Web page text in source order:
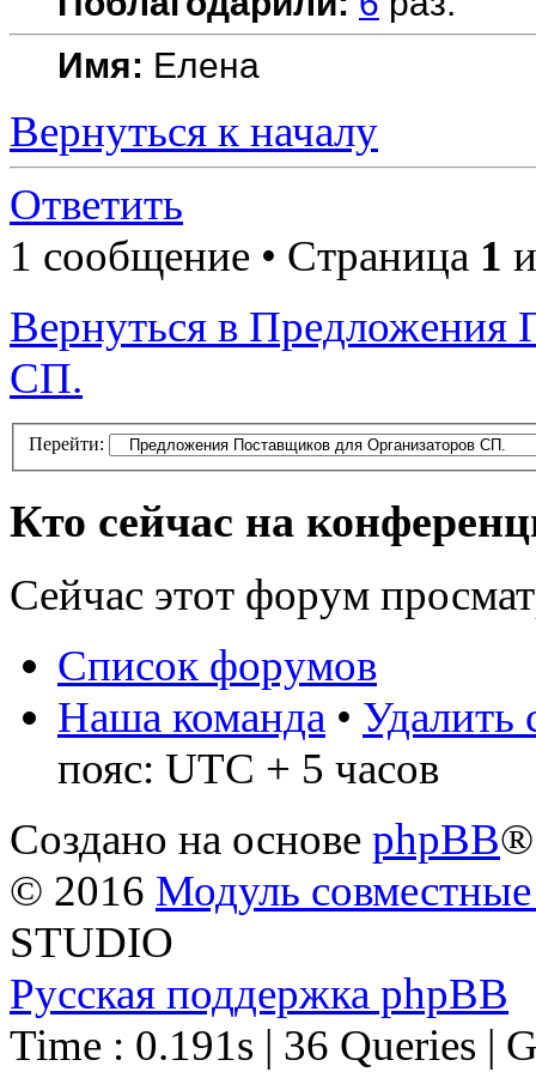
Имя: Елена
Вернуться к началу
Ответить
1 сообщение • Страница 1
Вернуться в Предложения
СП.
Перейти:
Кто сейчас на
Сейчас этот форум
Список форумов
Наша команда • Удалить
пояс: UTC + 5 часов
Создано на основе phpBB®
© 2016 Модуль
STUDIO
Русская поддержка phpBB
Time : 0.191s | 36 Queries |